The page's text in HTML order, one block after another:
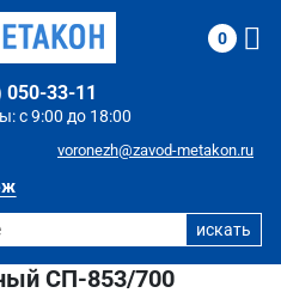
с 9:00 до 18:00
050-33-11
voronezh@zavod-metakon.ru
0
СП-853/700